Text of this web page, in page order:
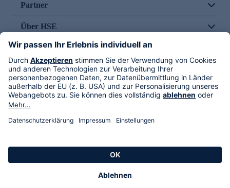
Partner
Über HSE
Im TV
HSE International